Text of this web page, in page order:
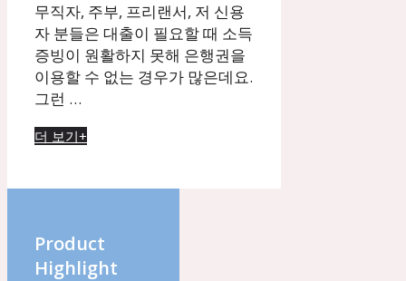
무직자, 주부, 프리랜서, 저 신용
자 분들은 대출이 필요할 때 소득
증빙이 원활하지 못해 은행권을
이용할 수 없는 경우가 많은데요.
그런 …
더 보기+
Product
Highlight